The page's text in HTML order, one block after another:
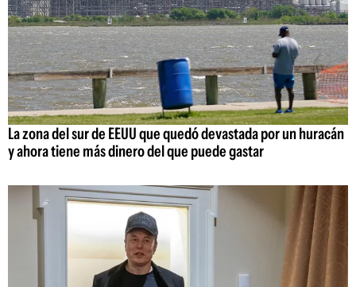
La zona del sur de EEUU que quedó devastada por un huracán
y ahora tiene más dinero del que puede gastar